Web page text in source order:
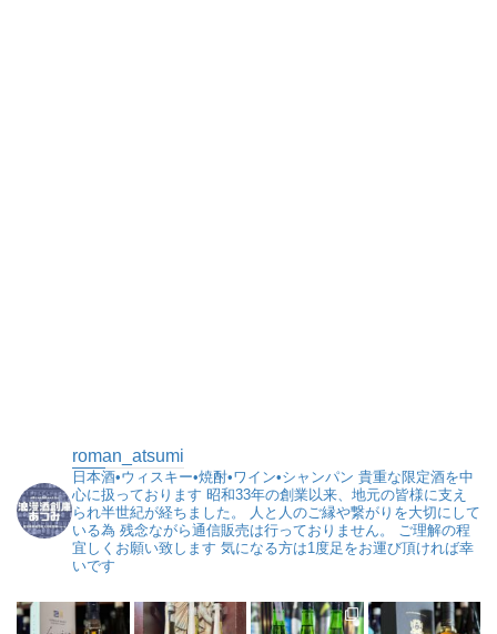
roman_atsumi
日本酒•ウィスキー•焼酎•ワイン•シャンパン 貴重な限定酒を中
心に扱っております 昭和33年の創業以来、地元の皆様に支え
られ半世紀が経ちました。
人と人のご縁や繋がりを大切にして
いる為 残念ながら通信販売は行っておりません。
ご理解の程
宜しくお願い致します 気になる方は1度足をお運び頂ければ幸
いです